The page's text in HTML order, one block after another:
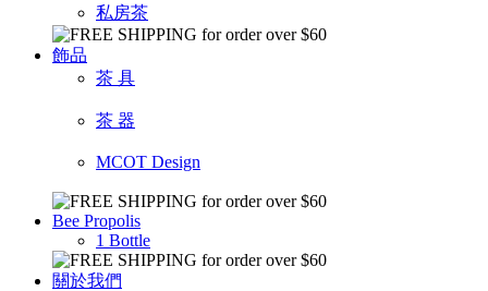
私房茶
飾品
茶 具
茶 器
MCOT Design
Bee Propolis
1 Bottle
關於我們